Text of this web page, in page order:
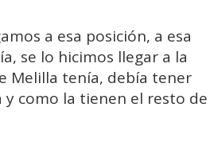
a esa posición, a esa
se lo hicimos llegar a la
Melilla tenía, debía tener
como la tienen el resto de